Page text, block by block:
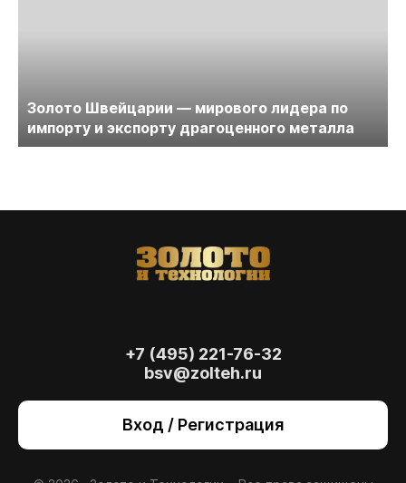
Золото Швейцарии — мирового лидера по
импорту и экспорту драгоценного металла
+7 (495) 221-76-32
bsv@zolteh.ru
Вход / Регистрация
также для анализа сайта и улучшения